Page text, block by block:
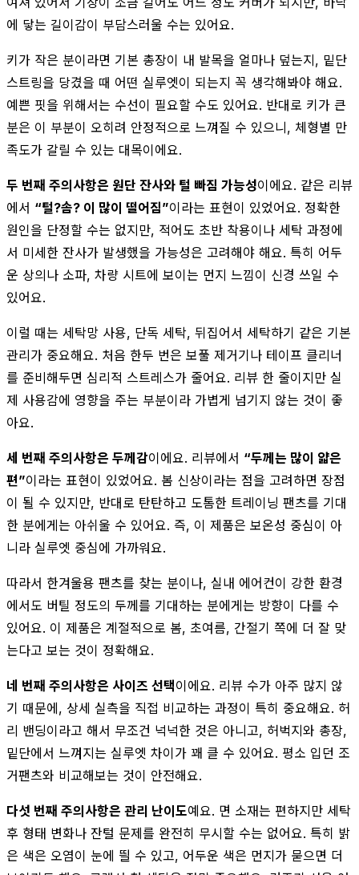
에 닿는 길이감이 부담스러울 수는 있어요.
키가 작은 분이라면 기본 총장이 내 발목을 얼마나 덮는지, 밑단
스트링을 당겼을 때 어떤 실루엣이 되는지 꼭 생각해봐야 해요.
예쁜 핏을 위해서는 수선이 필요할 수도 있어요. 반대로 키가 큰
분은 이 부분이 오히려 안정적으로 느껴질 수 있으니, 체형별 만
족도가 갈릴 수 있는 대목이에요.
두 번째 주의사항은 원단 잔사와 털 빠짐 가능성이에요. 같은 리뷰
에서 “털?솜? 이 많이 떨어짐”이라는 표현이 있었어요. 정확한
원인을 단정할 수는 없지만, 적어도 초반 착용이나 세탁 과정에
서 미세한 잔사가 발생했을 가능성은 고려해야 해요. 특히 어두
운 상의나 소파, 차량 시트에 보이는 먼지 느낌이 신경 쓰일 수
있어요.
이럴 때는 세탁망 사용, 단독 세탁, 뒤집어서 세탁하기 같은 기본
관리가 중요해요. 처음 한두 번은 보풀 제거기나 테이프 클리너
를 준비해두면 심리적 스트레스가 줄어요. 리뷰 한 줄이지만 실
제 사용감에 영향을 주는 부분이라 가볍게 넘기지 않는 것이 좋
아요.
세 번째 주의사항은 두께감이에요. 리뷰에서 “두께는 많이 얇은
편”이라는 표현이 있었어요. 봄 신상이라는 점을 고려하면 장점
이 될 수 있지만, 반대로 탄탄하고 도톰한 트레이닝 팬츠를 기대
한 분에게는 아쉬울 수 있어요. 즉, 이 제품은 보온성 중심이 아
니라 실루엣 중심에 가까워요.
따라서 한겨울용 팬츠를 찾는 분이나, 실내 에어컨이 강한 환경
에서도 버틸 정도의 두께를 기대하는 분에게는 방향이 다를 수
있어요. 이 제품은 계절적으로 봄, 초여름, 간절기 쪽에 더 잘 맞
는다고 보는 것이 정확해요.
네 번째 주의사항은 사이즈 선택이에요. 리뷰 수가 아주 많지 않
기 때문에, 상세 실측을 직접 비교하는 과정이 특히 중요해요. 허
리 밴딩이라고 해서 무조건 넉넉한 것은 아니고, 허벅지와 총장,
밑단에서 느껴지는 실루엣 차이가 꽤 클 수 있어요. 평소 입던 조
거팬츠와 비교해보는 것이 안전해요.
다섯 번째 주의사항은 관리 난이도예요. 면 소재는 편하지만 세탁
후 형태 변화나 잔털 문제를 완전히 무시할 수는 없어요. 특히 밝
은 색은 오염이 눈에 띌 수 있고, 어두운 색은 먼지가 묻으면 더